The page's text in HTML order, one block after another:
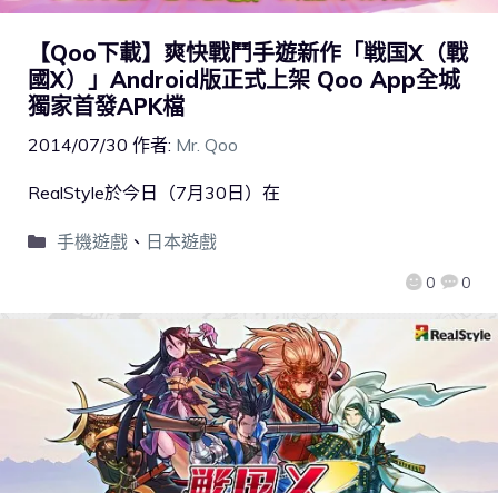
【Qoo下載】爽快戰鬥手遊新作「戦国X（戰
國X）」Android版正式上架 Qoo App全城
獨家首發APK檔
2014/07/30 作者: Mr. Qoo
0 0
RealStyle於今日（7月30日）在
手機遊戲、 日本遊戲